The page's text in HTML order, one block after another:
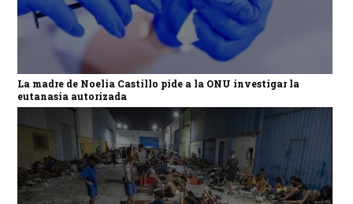
La madre de Noelia Castillo pide a la ONU investigar la
eutanasia autorizada